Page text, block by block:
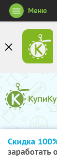
Меню
Скидка
заработать